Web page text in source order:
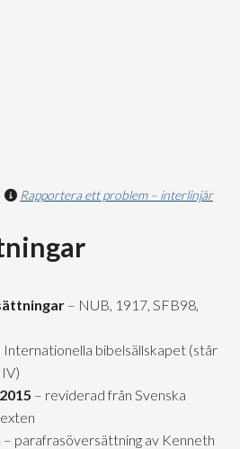
Rapportera ett problem – interlinjär
– NUB, 1917, SFB98,
Internationella bibelsällskapet (står
– reviderad från Svenska
– parafrasöversättning av Kenneth